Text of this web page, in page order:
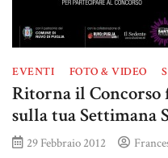
EVENTI FOTO & VIDEO
Ritorna il Concorso
sulla tua Settimana
29 Febbraio 2012